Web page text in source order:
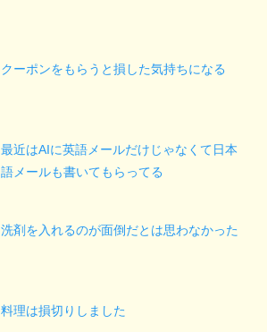
クーポンをもらうと損した気持ちになる
最近はAIに英語メールだけじゃなくて日本
語メールも書いてもらってる
洗剤を入れるのが面倒だとは思わなかった
料理は損切りしました